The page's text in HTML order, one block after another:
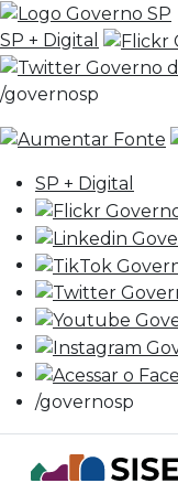
SP + Digital
/governosp
SP + Digital
/governosp